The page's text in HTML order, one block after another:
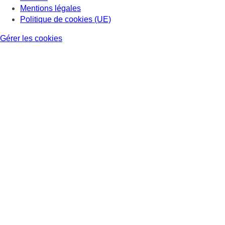
Mentions légales
Politique de cookies (UE)
Gérer les cookies